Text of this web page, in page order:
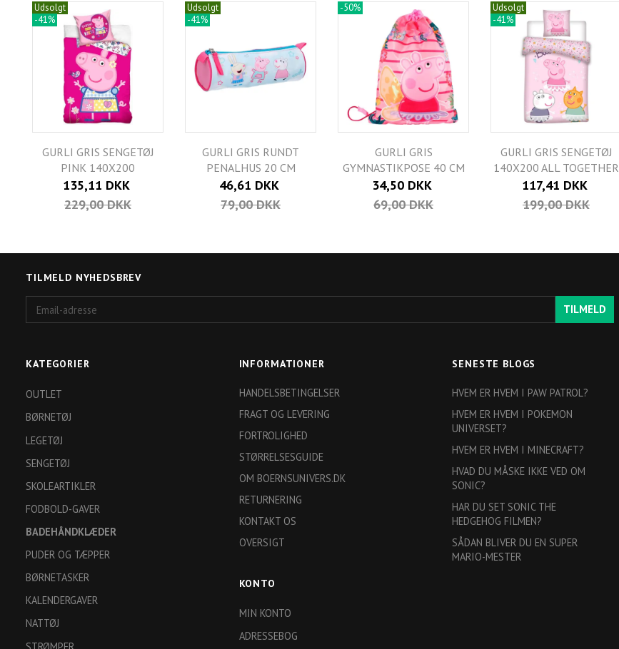
Udsolgt
-41%
GURLI GRIS SENGETØJ
PINK 140X200
135,11 DKK
229,00 DKK
Udsolgt
-41%
GURLI GRIS RUNDT
PENALHUS 20 CM
46,61 DKK
79,00 DKK
-50%
GURLI GRIS
GYMNASTIKPOSE 40 CM
34,50 DKK
69,00 DKK
Udsolgt
-41%
GURLI GRIS SENGETØJ
140X200 ALL TOGETHER
117,41 DKK
199,00 DKK
TILMELD NYHEDSBREV
adresse
TILMELD
KATEGORIER
OUTLET
BØRNETØJ
LEGETØJ
SENGETØJ
SKOLEARTIKLER
FODBOLD-GAVER
BADEHÅNDKLÆDER
PUDER OG TÆPPER
BØRNETASKER
KALENDERGAVER
NATTØJ
STRØMPER
INFORMATIONER
HANDELSBETINGELSER
FRAGT OG LEVERING
FORTROLIGHED
STØRRELSESGUIDE
OM BOERNSUNIVERS.DK
RETURNERING
KONTAKT OS
OVERSIGT
KONTO
MIN KONTO
ADRESSEBOG
SENESTE BLOGS
HVEM ER HVEM I PAW PATROL?
HVEM ER HVEM I POKEMON
UNIVERSET?
HVEM ER HVEM I MINECRAFT?
HVAD DU MÅSKE IKKE VED OM
SONIC?
HAR DU SET SONIC THE
HEDGEHOG FILMEN?
SÅDAN BLIVER DU EN SUPER
MARIO-MESTER